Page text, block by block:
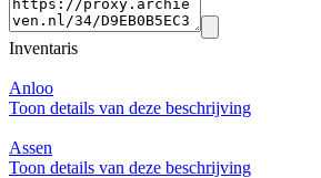
Inventaris
Anloo
Toon details van deze beschrijving
Assen
Toon details van deze beschrijving